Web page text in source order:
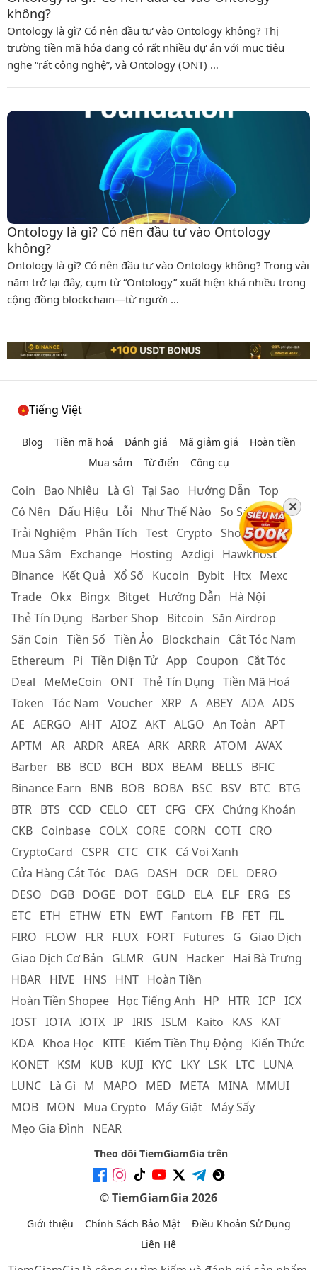
không?
Ontology là gì? Có nên đầu tư vào Ontology không? Thị
trường tiền mã hóa đang có rất nhiều dự án với mục tiêu
nghe “rất công nghệ”, và Ontology (ONT) …
Ontology là gì? Có nên đầu tư vào Ontology
không?
Ontology là gì? Có nên đầu tư vào Ontology không? Trong vài
năm trở lại đây, cụm từ “Ontology” xuất hiện khá nhiều trong
cộng đồng blockchain—từ người …
Tiếng Việt
Blog Tiền mã hoá Đánh giá Mã giảm giá
Hoàn tiền
Mua sắm
Từ điển Công cụ
Coin Bao Nhiêu Là Gì Tại Sao Hướng Dẫn Top
Có Nên
Dấu Hiệu Lỗi Như Thế Nào So Sánh
Trải Nghiệm
Phân Tích Test Crypto Shopee
Mua Sắm
Exchange Hosting Azdigi
Hawkhost
Binance Kết Quả Xổ Số Kucoin Bybit Htx Mexc
Trade Okx Bingx Bitget Hướng Dẫn
Hà Nội
Thẻ Tín Dụng
Barber Shop Bitcoin Săn Airdrop
Săn Coin Tiền Số Tiền Ảo Blockchain
Cắt Tóc Nam
Ethereum
Pi Tiền Điện Tử App Coupon
Cắt Tóc
Deal
MeMeCoin ONT Thẻ Tín Dụng Tiền Mã Hoá
Token Tóc Nam Voucher XRP A ABEY ADA ADS
AE AERGO AHT AIOZ AKT ALGO An Toàn APT
APTM
AR ARDR AREA ARK ARRR ATOM
AVAX
Barber BB BCD BCH BDX BEAM BELLS
BFIC
Binance Earn
BNB BOB BOBA BSC BSV BTC BTG
BTR BTS CCD CELO CET CFG CFX Chứng Khoán
CKB Coinbase COLX CORE CORN COTI CRO
CryptoCard
CSPR CTC CTK Cá Voi Xanh
Cửa Hàng Cắt Tóc
DAG DASH DCR DEL DERO
DESO
DGB DOGE DOT EGLD ELA ELF ERG
ES
ETC ETH ETHW ETN EWT Fantom FB FET FIL
FIRO
FLOW FLR FLUX FORT Futures G
Giao Dịch
Giao Dịch Cơ Bản
GLMR GUN Hacker Hai Bà Trưng
HBAR HIVE HNS HNT Hoàn Tiền
Hoàn Tiền Shopee Học Tiếng Anh HP HTR ICP ICX
IOST IOTA IOTX IP IRIS ISLM Kaito KAS
KAT
KDA Khoa Học KITE Kiếm Tiền Thụ Động
Kiến Thức
KONET KSM KUB KUJI KYC LKY LSK LTC LUNA
LUNC Là Gì M MAPO MED META MINA MMUI
MOB MON Mua Crypto Máy Giặt Máy Sấy
Mẹo Gia Đình
NEAR
Theo dõi TiemGiamGia trên
© TiemGiamGia 2026
Giới thiệu Chính Sách Bảo Mật
Điều Khoản Sử Dụng
Liên Hệ
✕